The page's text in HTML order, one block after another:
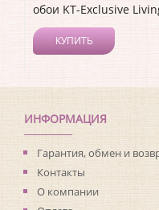
обои KT-Exclusive
КУПИТЬ
Длина рулона:
8.23
Ширина рулона: 0.68
Материал покрытия:
Страна:США
Материал основы:
Раппорт:<>
ИНФОРМАЦИЯ
Гарантия, обмен и
Контакты
О компании